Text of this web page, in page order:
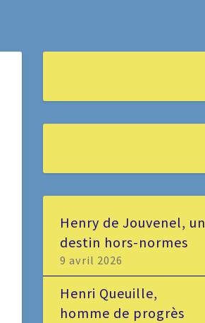
Henry de Jouvenel, un
destin hors-normes
9 avril 2026
Henri Queuille,
homme de progrès